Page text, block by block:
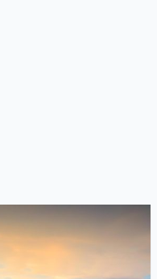
从原理到实践